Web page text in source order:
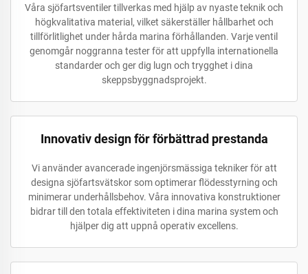
Våra sjöfartsventiler tillverkas med hjälp av nyaste teknik och
högkvalitativa material, vilket säkerställer hållbarhet och
tillförlitlighet under hårda marina förhållanden. Varje ventil
genomgår noggranna tester för att uppfylla internationella
standarder och ger dig lugn och trygghet i dina
skeppsbyggnadsprojekt.
Innovativ design för förbättrad prestanda
Vi använder avancerade ingenjörsmässiga tekniker för att
designa sjöfartsvätskor som optimerar flödesstyrning och
minimerar underhållsbehov. Våra innovativa konstruktioner
bidrar till den totala effektiviteten i dina marina system och
hjälper dig att uppnå operativ excellens.